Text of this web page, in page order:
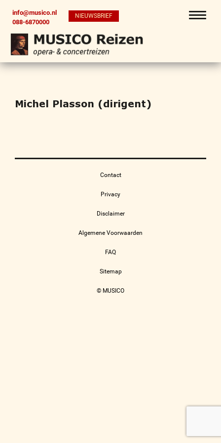
info@musico.nl
088-6870000
NIEUWSBRIEF
Michel Plasson (dirigent)
Contact
Privacy
Disclaimer
Algemene Voorwaarden
FAQ
Sitemap
© MUSICO